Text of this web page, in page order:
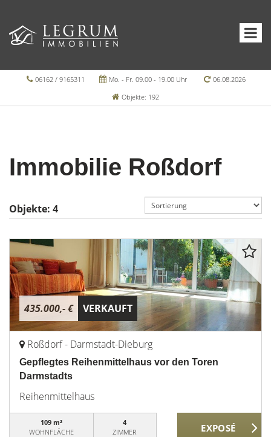
06162 / 9165311 Mo. - Fr. 09.00 - 19.00 Uhr
06.08.2026
Objekte: 192
Immobilie Roßdorf
Objekte: 4
435.000,- € VERKAUFT
Roßdorf - Darmstadt-Dieburg
Gepflegtes Reihenmittelhaus vor den Toren
Darmstadts
Reihenmittelhaus
109 m²
WOHNFLÄCHE
4
ZIMMER